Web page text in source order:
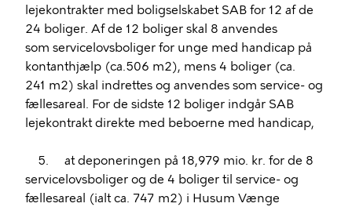
lejekontrakter med boligselskabet SAB for 12 af de
24 boliger. Af de 12 boliger skal 8 anvendes
som servicelovsboliger for unge med handicap på
kontanthjælp (ca.506 m2), mens 4 boliger (ca.
241 m2) skal indrettes og anvendes som service- og
fællesareal. For de sidste 12 boliger indgår SAB
lejekontrakt direkte med beboerne med handicap,
5. at deponeringen på 18,979 mio. kr. for de 8
servicelovsboliger og de 4 boliger til service- og
fællesareal (ialt ca. 747 m2) i Husum Vænge